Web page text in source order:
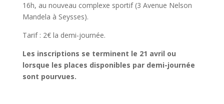
16h, au nouveau complexe sportif (3 Avenue Nelson
Mandela à Seysses).
Tarif : 2€ la demi-journée.
Les inscriptions se terminent le 21 avril ou
lorsque les places disponibles par demi-journée
sont pourvues.